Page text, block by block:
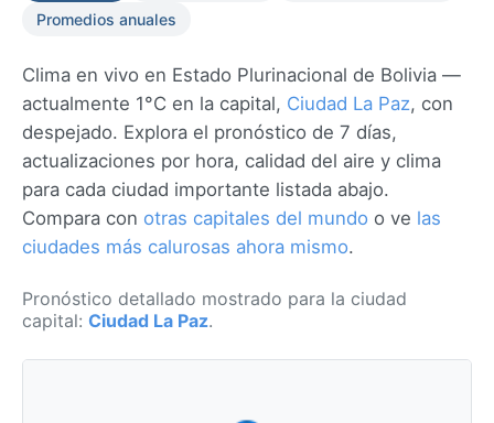
Promedios anuales
Clima en vivo en Estado Plurinacional de Bolivia —
actualmente 1°C en la capital, Ciudad La Paz, con
despejado. Explora el pronóstico de 7 días,
actualizaciones por hora, calidad del aire y clima
para cada ciudad importante listada abajo.
Compara con otras capitales del mundo o ve las
ciudades más calurosas ahora mismo.
Pronóstico detallado mostrado para la ciudad
capital: Ciudad La Paz.